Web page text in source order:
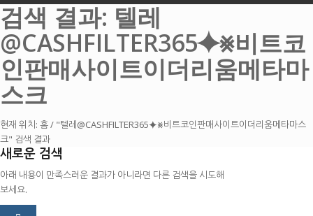
검색 결과: 텔레
@CASHFILTER365⯌⨳비트코
인판매사이트이더리움메타마
스크
현재 위치: 홈/ "텔레@CASHFILTER365⯌⨳비트코인판매사이트이더리움메타마스
크" 검색 결과
새로운 검색
아래 내용이 만족스러운 결과가 아니라면 다른 검색을 시도해
보세요.